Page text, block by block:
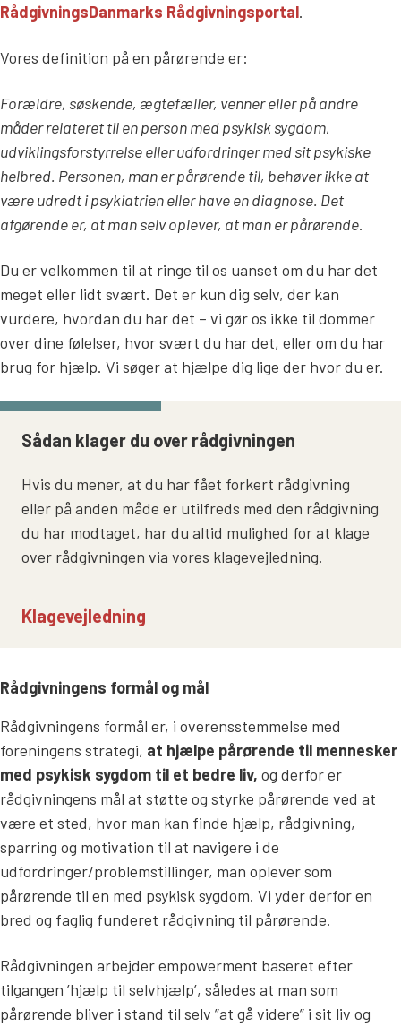
RådgivningsDanmarks Rådgivningsportal.
Vores definition på en pårørende er:
Forældre, søskende, ægtefæller, venner eller på andre
måder relateret til en person med psykisk sygdom,
udviklingsforstyrrelse eller udfordringer med sit psykiske
helbred. Personen, man er pårørende til, behøver ikke at
være udredt i psykiatrien eller have en diagnose. Det
afgørende er, at man selv oplever, at man er pårørende.
Du er velkommen til at ringe til os uanset om du har det
meget eller lidt svært. Det er kun dig selv, der kan
vurdere, hvordan du har det – vi gør os ikke til dommer
over dine følelser, hvor svært du har det, eller om du har
brug for hjælp. Vi søger at hjælpe dig lige der hvor du er.
Sådan klager du over rådgivningen
Hvis du mener, at du har fået forkert rådgivning
eller på anden måde er utilfreds med den rådgivning
du har modtaget, har du altid mulighed for at klage
over rådgivningen via vores klagevejledning.
Klagevejledning
Rådgivningens formål og mål
Rådgivningens formål er, i overensstemmelse med
foreningens strategi, at hjælpe pårørende til mennesker
med psykisk sygdom til et bedre liv, og derfor er
rådgivningens mål at støtte og styrke pårørende ved at
være et sted, hvor man kan finde hjælp, rådgivning,
sparring og motivation til at navigere i de
udfordringer/problemstillinger, man oplever som
pårørende til en med psykisk sygdom. Vi yder derfor en
bred og faglig funderet rådgivning til pårørende.
Rådgivningen arbejder empowerment baseret efter
tilgangen ’hjælp til selvhjælp’, således at man som
pårørende bliver i stand til selv ”at gå videre” i sit liv og